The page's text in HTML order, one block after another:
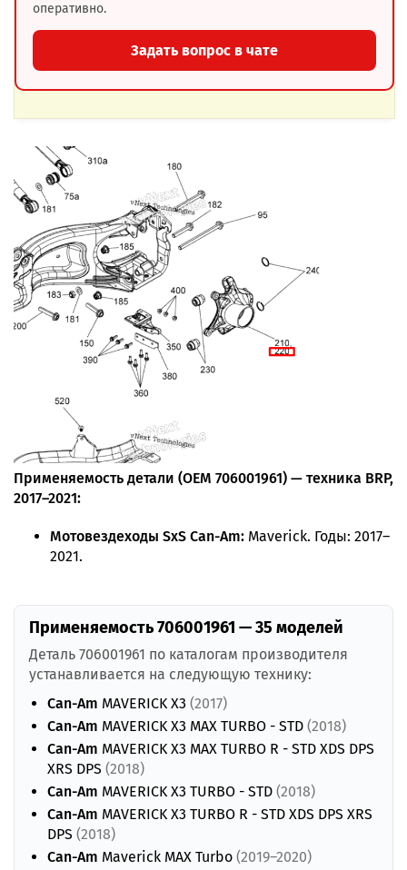
оперативно.
Задать вопрос в чате
Применяемость детали (OEM 706001961) — техника BRP,
2017–2021:
Мотовездеходы SxS Can-Am: Maverick. Годы: 2017–
2021.
Применяемость 706001961 — 35 моделей
Деталь 706001961 по каталогам производителя
устанавливается на следующую технику:
Can-Am MAVERICK X3 (2017)
Can-Am MAVERICK X3 MAX TURBO - STD (2018)
Can-Am MAVERICK X3 MAX TURBO R - STD XDS DPS
XRS DPS (2018)
Can-Am MAVERICK X3 TURBO - STD (2018)
Can-Am MAVERICK X3 TURBO R - STD XDS DPS XRS
DPS (2018)
Can-Am Maverick MAX Turbo (2019–2020)